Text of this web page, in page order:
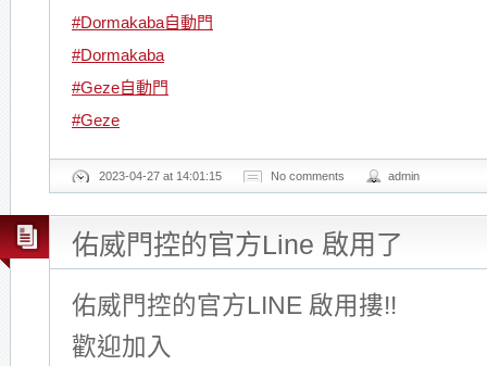
#Dormakaba自動門
#Dormakaba
#Geze自動門
#Geze
2023-04-27 at 14:01:15 No comments admin
佑威門控的官方Line 啟用了
佑威門控的官方LINE 啟用摟!!
歡迎加入